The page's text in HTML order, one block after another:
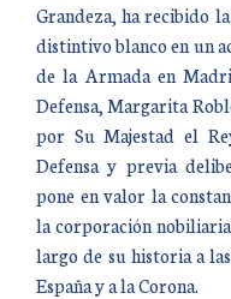
Grandeza, ha recibido
distintivo blanco en un
de la Armada en
Defensa, Margarita
por Su Majestad el
Defensa y previa
pone en valor la
la corporación
largo de su historia a
España y a la Corona.